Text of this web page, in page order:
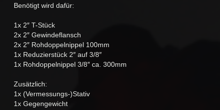
Benötigt wird dafür:
1x 2″ T-Stück
2x 2″ Gewindeflansch
2x 2″ Rohdoppelnippel 100mm
1x Reduzierstück 2″ auf 3/8″
1x Rohdoppelnippel 3/8″ ca. 300mm
Zusätzlich:
1x (Vermessungs-)Stativ
1x Gegengewicht